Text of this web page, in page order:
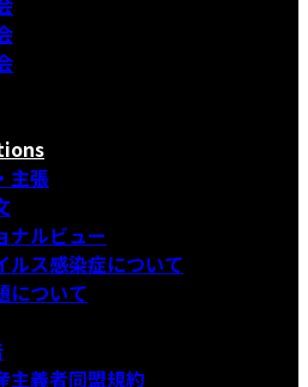
主張
ナルビュー
ルス感染症について
について
主義者同盟規約